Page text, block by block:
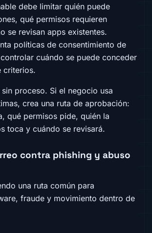
debe limitar quién puede
qué permisos requieren
se revisan apps existentes.
políticas de consentimiento de
cuándo se puede conceder
criterios.
proceso. Si el negocio usa
crea una ruta de aprobación:
qué permisos pide, quién la
toca y cuándo se revisará.
contra phishing y abuso
una ruta común para
fraude y movimiento dentro de